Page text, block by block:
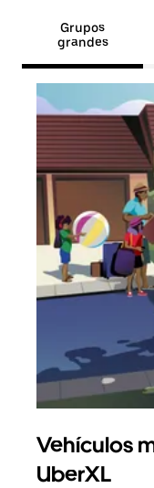
Grupos
grandes
Vehículos
UberXL